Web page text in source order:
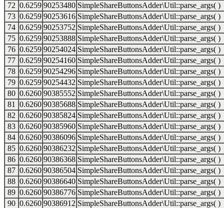
72 0.6259 90253480 SimpleShareButtonsAdder\Util::parse_args( )
73 0.6259 90253616 SimpleShareButtonsAdder\Util::parse_args( )
74 0.6259 90253752 SimpleShareButtonsAdder\Util::parse_args( )
75 0.6259 90253888 SimpleShareButtonsAdder\Util::parse_args( )
76 0.6259 90254024 SimpleShareButtonsAdder\Util::parse_args( )
77 0.6259 90254160 SimpleShareButtonsAdder\Util::parse_args( )
78 0.6259 90254296 SimpleShareButtonsAdder\Util::parse_args( )
79 0.6259 90254432 SimpleShareButtonsAdder\Util::parse_args( )
80 0.6260 90385552 SimpleShareButtonsAdder\Util::parse_args( )
81
0.6260 90385688 SimpleShareButtonsAdder\Util::parse_args( )
82 0.6260 90385824 SimpleShareButtonsAdder\Util::parse_args( )
83 0.6260 90385960 SimpleShareButtonsAdder\Util::parse_args( )
84 0.6260 90386096 SimpleShareButtonsAdder\Util::parse_args( )
85 0.6260 90386232 SimpleShareButtonsAdder\Util::parse_args( )
86 0.6260 90386368 SimpleShareButtonsAdder\Util::parse_args( )
87 0.6260 90386504 SimpleShareButtonsAdder\Util::parse_args( )
88 0.6260 90386640 SimpleShareButtonsAdder\Util::parse_args( )
89 0.6260 90386776 SimpleShareButtonsAdder\Util::parse_args( )
90 0.6260 90386912 SimpleShareButtonsAdder\Util::parse_args( )